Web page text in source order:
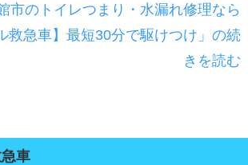
市のトイレつまり・水漏れ修理なら
救急車】最短30分で駆けつけ」の続
きを読む
車